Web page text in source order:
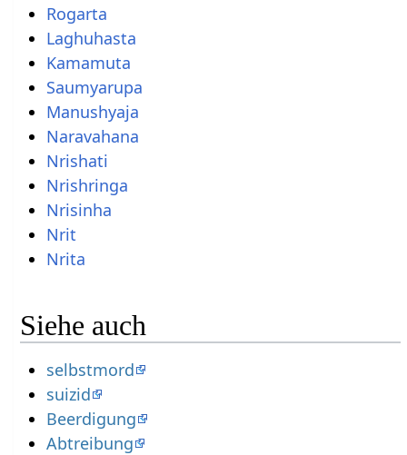
Rogarta
Laghuhasta
Kamamuta
Saumyarupa
Manushyaja
Naravahana
Nrishati
Nrishringa
Nrisinha
Nrit
Nrita
Siehe auch
selbstmord
suizid
Beerdigung
Abtreibung